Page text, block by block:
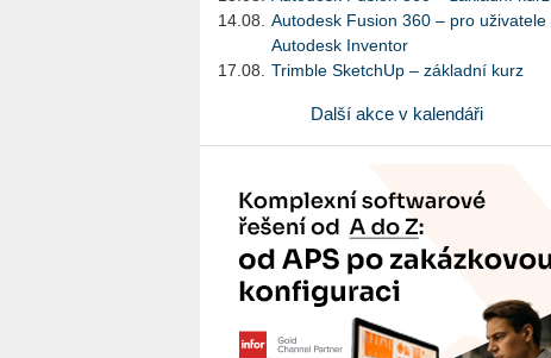
14.08.
Autodesk Fusion 360 – pro uživatele
Autodesk Inventor
17.08.
Trimble SketchUp – základní kurz
Další akce v kalendáři